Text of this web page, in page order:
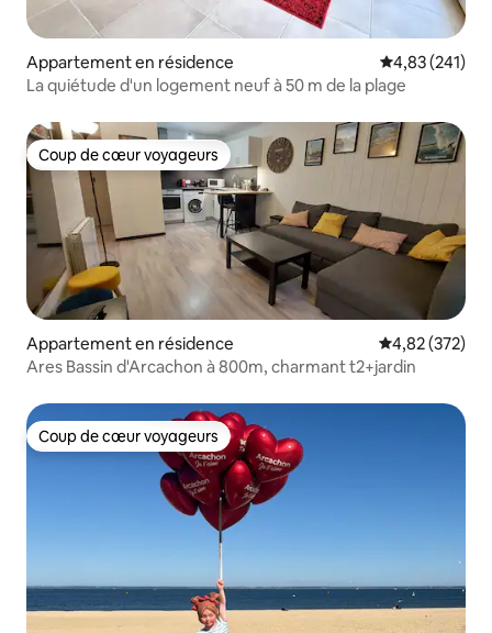
Appartement en résidence Évaluation
4,83 (241)
La quiétude d'un logement neuf à 50 m de la plage
Coup de cœur voyageurs
Coup de cœur voyageurs
Appartement en résidence Évaluation
4,82 (372)
Ares Bassin d'Arcachon à 800m, charmant t2+jardin
Coup de cœur voyageurs
Coup de cœur voyageurs